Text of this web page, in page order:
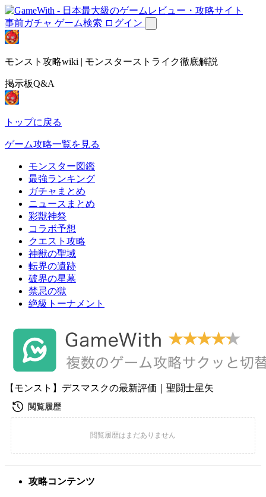
事前ガチャ ゲーム検索 ログイン
モンスト攻略wiki | モンスターストライク徹底解説
掲示板Q&A
トップに戻る
ゲーム攻略一覧を見る
モンスター図鑑
最強ランキング
ガチャまとめ
ニュースまとめ
彩獣神祭
コラボ予想
クエスト攻略
神獣の聖域
転界の遺跡
破界の星墓
禁忌の獄
絶級トーナメント
【モンスト】デスマスクの最新評価｜聖闘士星矢
攻略コンテンツ